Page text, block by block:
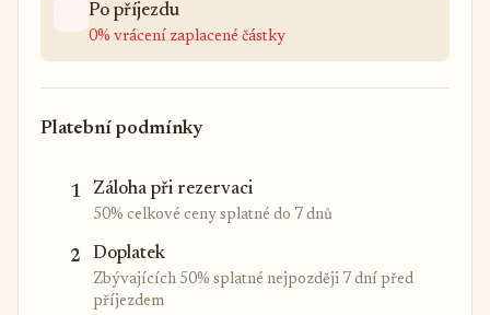
Po příjezdu
0% vrácení zaplacené částky
Platební podmínky
1 Záloha při rezervaci
50% celkové ceny splatné do 7 dnů
2 Doplatek
Zbývajících 50% splatné nejpozději 7 dní před
příjezdem